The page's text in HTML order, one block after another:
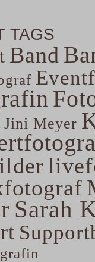
TAGS
Band
Jini Meyer
Sarah